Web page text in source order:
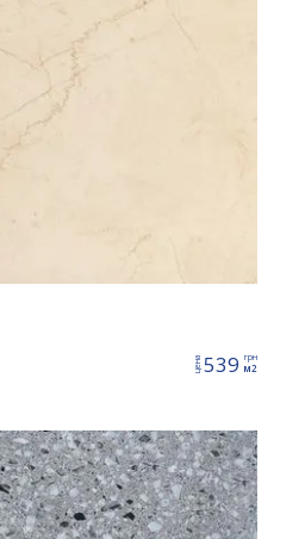
цена 539 грн
м2